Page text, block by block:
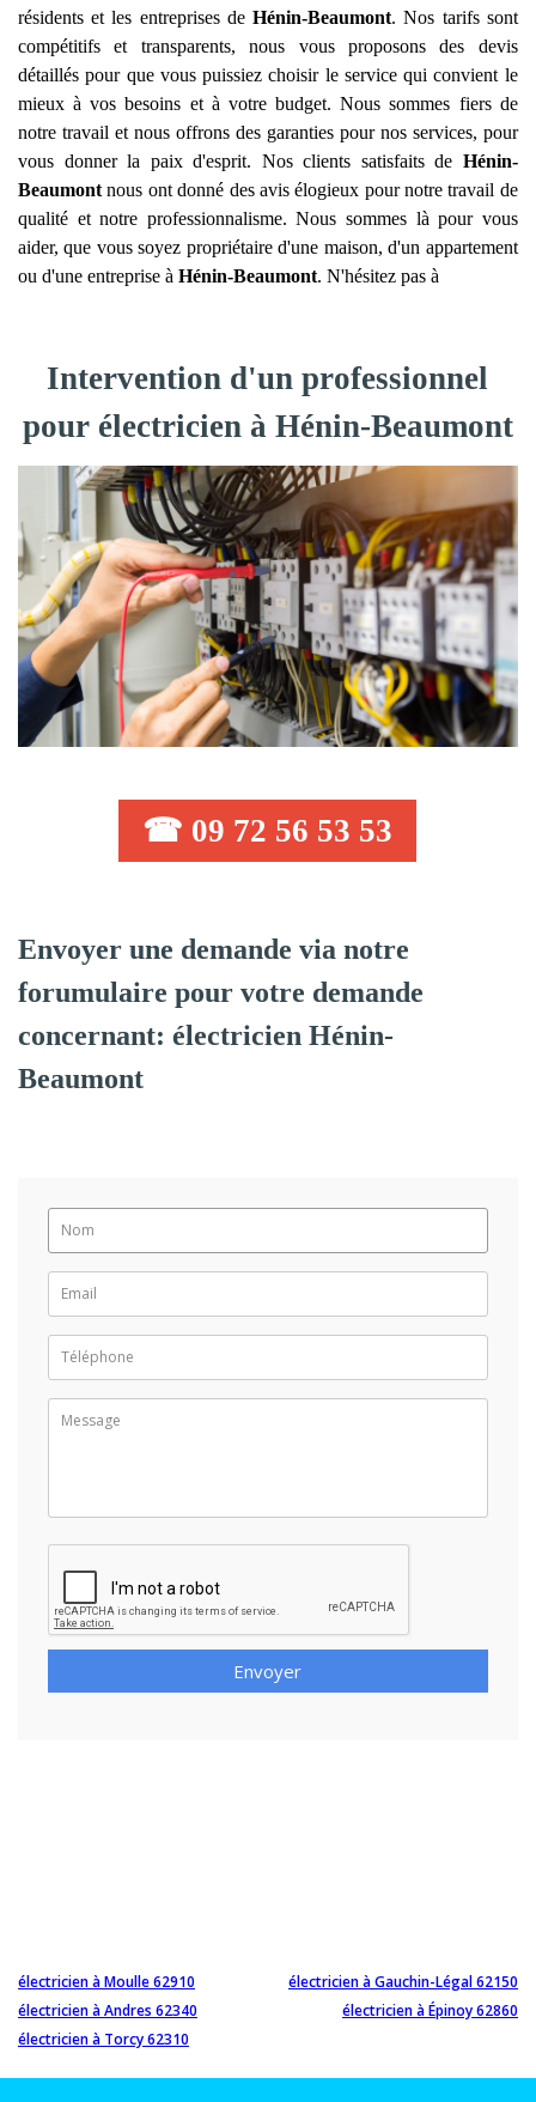
résidents et les entreprises deHénin-Beaumont. Nos tarifs sont
compétitifs et transparents, nous vous proposons des devis
détaillés pour que vous puissiez choisir le service qui convient le
mieux à vos besoins et à votre budget. Nous sommes fiers de
notre travail et nous offrons des garanties pour nos services, pour
vous donner la paix d'esprit. Nos clients satisfaits de Hénin-
Beaumont nous ont donné des avis élogieux pour notre travail de
qualité et notre professionnalisme. Nous sommes là pour vous
aider, que vous soyez propriétaire d'une maison, d'un appartement
ou d'une entreprise à Hénin-Beaumont. N'hésitez pas à
Intervention d'un professionnel
pour électricien à Hénin-Beaumont
☎ 09 72 56 53 53
Envoyer une demande via notre
forumulaire pour votre demande
concernant: électricien Hénin-
Beaumont
Envoyer
électricien à Moulle 62910
électricien à Gauchin-Légal 62150
électricien à Andres 62340
électricien à Épinoy 62860
électricien à Torcy 62310